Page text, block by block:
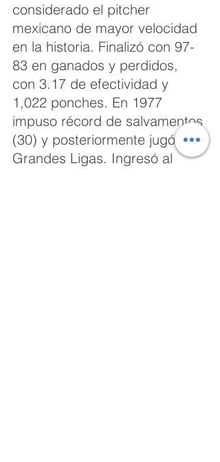
considerado el pitcher
mexicano de mayor velocidad
en la historia. Finalizó con 97-
83 en ganados y perdidos,
con 3.17 de efectividad y
1,022 ponches. En 1977
impuso récord de salvamentos
(30) y posteriormente jugó en
Grandes Ligas. Ingresó al